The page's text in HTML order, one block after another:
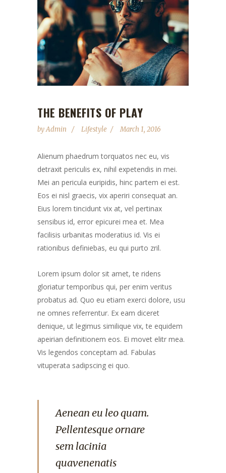
THE BENEFITS OF PLAY
byAdmin Lifestyle March 1, 2016
Alienum phaedrum torquatos nec eu, vis
detraxit periculis ex, nihil expetendis in mei.
Mei an pericula euripidis, hinc partem ei est.
Eos ei nisl graecis, vix aperiri consequat an.
Eius lorem tincidunt vix at, vel pertinax
sensibus id, error epicurei mea et. Mea
facilisis urbanitas moderatius id. Vis ei
rationibus definiebas, eu qui purto zril.
Lorem ipsum dolor sit amet, te ridens
gloriatur temporibus qui, per enim veritus
probatus ad. Quo eu etiam exerci dolore, usu
ne omnes referrentur. Ex eam diceret
denique, ut legimus similique vix, te equidem
apeirian definitionem eos. Ei movet elitr mea.
Vis legendos conceptam ad. Fabulas
vituperata sadipscing ei quo.
Aenean eu leo quam.
Pellentesque ornare
sem lacinia
quavenenatis